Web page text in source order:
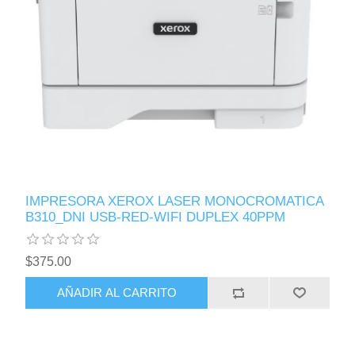
IMPRESORA XEROX LASER MONOCROMATICA
B310_DNI USB-RED-WIFI DUPLEX 40PPM
$375.00
AÑADIR AL CARRITO